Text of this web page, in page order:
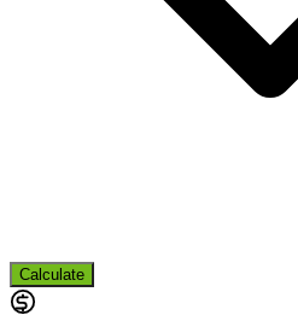
Calculate